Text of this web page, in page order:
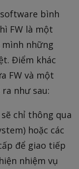
bình
FW là một
những
Điểm khác
FW và một
như sau:
chỉ thông qua
hoặc các
để giao tiếp
nhiệm vụ